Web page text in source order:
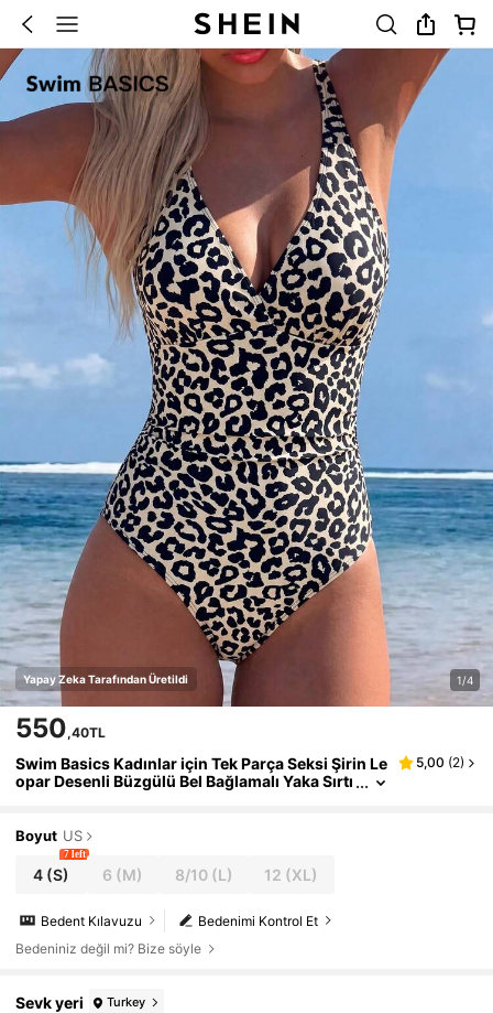
Yapay Zeka Tarafından Üretildi 1/4
550,40TL
Swim Basics Kadınlar için Tek Parça Seksi Şirin Le
opar Desenli Büzgülü Bel Bağlamalı Yaka Sırtı
5,00 (2)
Boyut US
4 (S)
7 left
6 (M) 8/10(L) 12 (XL)
Bedenimi Kontrol Et
Bedent Kılavuzu
Bedeniniz değil mi? Bize söyle
Sevk yeri Turkey